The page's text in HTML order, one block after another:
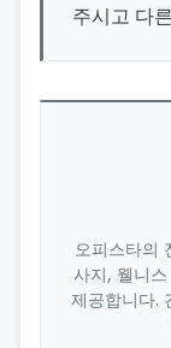
주시고 다
오피스타의
사지, 웰니
제공합니다.